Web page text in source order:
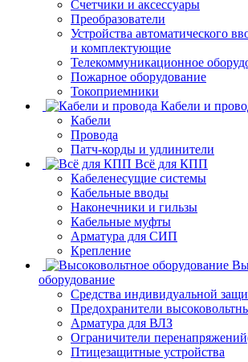
Счетчики и аксессуары
Преобразователи
Устройства автоматического
и комплектующие
Телекоммуникационное
Пожарное оборудование
Токоприемники
Кабели и
Кабели
Провода
Патч-корды и удлинители
Всё для КПП
Кабеленесущие системы
Кабельные вводы
Наконечники и гильзы
Кабельные муфты
Арматура для СИП
Крепление
оборудование
Средства индивидуальной
Предохранители
Арматура для ВЛЗ
Ограничители
Птицезащитные устройства